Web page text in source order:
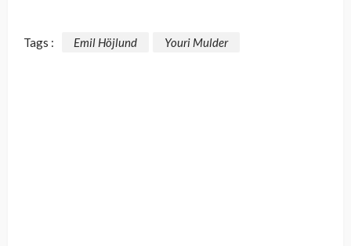
Tags : Emil Höjlund Youri Mulder